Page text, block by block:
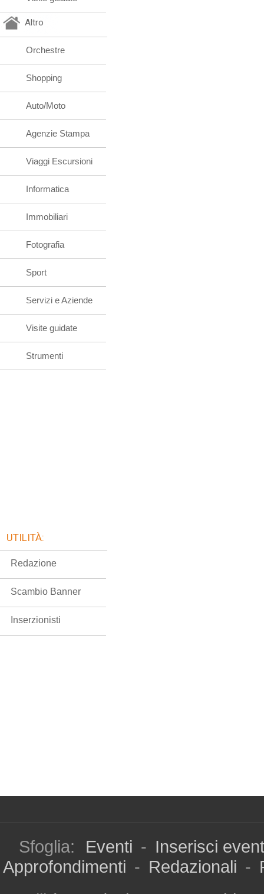
Altro
Orchestre
Shopping
Auto/Moto
Agenzie Stampa
Viaggi Escursioni
Informatica
Immobiliari
Fotografia
Sport
Servizi e Aziende
Visite guidate
Strumenti
UTILITÀ:
Redazione
Scambio Banner
Inserzionisti
Sfoglia: Eventi - Inserisci
Approfondimenti - Redazionali -